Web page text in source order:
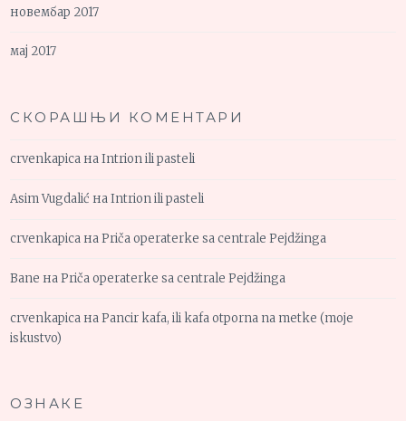
новембар 2017
мај 2017
СКОРАШЊИ КОМЕНТАРИ
crvenkapica наIntrion ili pasteli
Asim Vugdalić наIntrion ili pasteli
crvenkapica наPriča operaterke sa centrale Pejdžinga
Bane наPriča operaterke sa centrale Pejdžinga
crvenkapica наPancir kafa, ili kafa otporna na metke (moje
iskustvo)
ОЗНАКЕ